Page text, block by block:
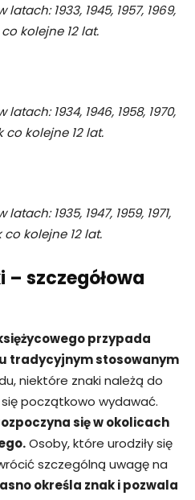
1933, 1945, 1957, 1969,
co kolejne 12 lat.
1934, 1946, 1958, 1970,
co kolejne 12 lat.
1935, 1947, 1959, 1971,
co kolejne 12 lat.
– szczegółowa
przypada
tradycyjnym stosowanym
niektóre znaki należą do
początkowo wydawać.
się w okolicach
Osoby, które urodziły się
szczególną uwagę na
określa znak i pozwala